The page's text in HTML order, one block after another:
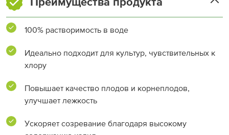
100% растворимость в воде
Идеально подходит для культур, чувствительных к
хлору
Повышает качество плодов и корнеплодов,
улучшает лежкость
Ускоряет созревание благодаря высокому